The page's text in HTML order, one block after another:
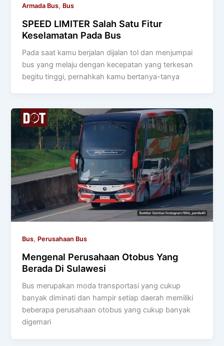
Armada Bus, Bus
SPEED LIMITER Salah Satu Fitur
Keselamatan Pada Bus
Pada saat kamu berjalan dijalan tol dan menjumpai
bus yang melaju dengan kecepatan yang terkesan
begitu tinggi, pernahkah kamu bertanya-tanya
Bus, Perusahaan Bus
Mengenal Perusahaan Otobus Yang
Berada Di Sulawesi
Bus merupakan moda transportasi yang cukup
banyak diminati dan hampir setiap daerah memiliki
beberapa perusahaan otobus yang cukup banyak
digemari